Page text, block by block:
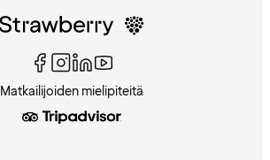
Matkailijoiden mielipiteitä